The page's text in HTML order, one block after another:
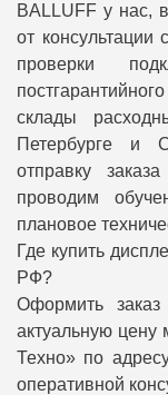
BALLUFF у нас,
от консультации
проверки
склады
Петербурге и
отправку
проводим
плановое
Где купить
РФ?
Оформить
актуальную
Техно» по
оперативной